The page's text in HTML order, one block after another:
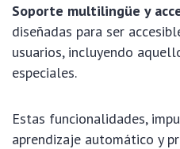
Soporte multilingüe y
diseñadas para ser
usuarios, incluyendo
especiales.
Estas funcionalidades,
aprendizaje automático y